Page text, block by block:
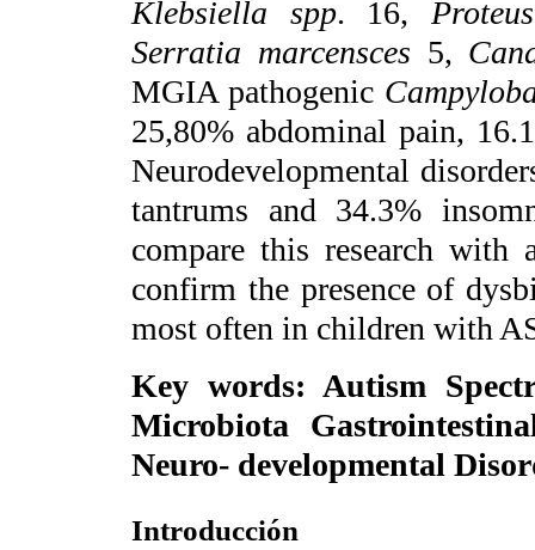
Klebsiella spp. 16,
Serratia marcensces 5,
MGIA pathogenic
25,80% abdominal pain,
Neurodevelopmental
tantrums and 34.3%
compare this research
confirm the presence of
most often in children with
Key words: Autism
Microbiota
Neuro- developmental
Introducción